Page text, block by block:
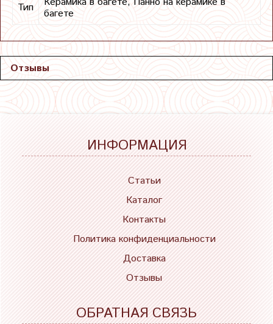
Тип
багете
Отзывы
ИНФОРМАЦИЯ
Статьи
Каталог
Контакты
Политика конфиденциальности
Доставка
Отзывы
ОБРАТНАЯ СВЯЗЬ